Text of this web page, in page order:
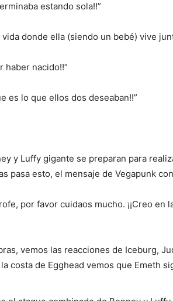
estando sola!!”
donde ella (siendo un bebé) vive
haber nacido!!”
es lo que ellos dos deseaban!!”
y Luffy gigante se preparan para
pasa esto, el mensaje de Vegapunk
por favor cuidaos mucho. ¡¡Creo en
vemos las reacciones de Iceburg,
costa de Egghead vemos que Emeth